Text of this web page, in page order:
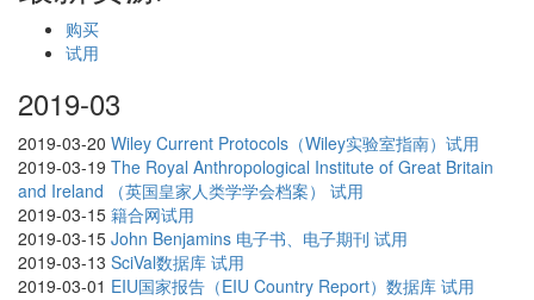
购买
试用
2019-03
2019-03-20 Wiley Current Protocols（Wiley实验室指南）试用
2019-03-19 The Royal Anthropological Institute of Great Britain
and Ireland （英国皇家人类学学会档案） 试用
2019-03-15 籍合网试用
2019-03-15 John Benjamins 电子书、电子期刊 试用
2019-03-13 SciVal数据库 试用
2019-03-01 EIU国家报告（EIU Country Report）数据库 试用